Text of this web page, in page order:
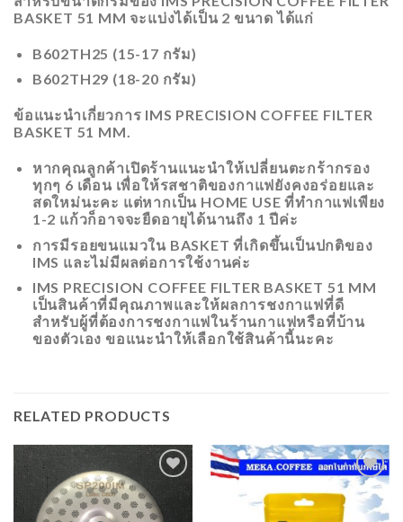
BASKET 51 MM จะแบ่งได้เป็น 2 ขนาด ได้แก่
B602TH25 (15-17 กรัม)
B602TH29 (18-20 กรัม)
ข้อแนะนำเกี่ยวการ IMS PRECISION COFFEE FILTER
BASKET 51 MM.
หากคุณลูกค้าเปิดร้านแนะนำให้เปลี่ยนตะกร้ากรอง
ทุกๆ 6 เดือน เพื่อให้รสชาติของกาแฟยังคงอร่อยและ
สดใหม่นะคะ แต่หากเป็น HOME USE ที่ทำกาแฟเพียง
1-2 แก้วก็อาจจะยืดอายุได้นานถึง 1 ปีค่ะ
การมีรอยขนแมวใน BASKET ที่เกิดขึ้นเป็นปกติของ
IMS และไม่มีผลต่อการใช้งานค่ะ
IMS PRECISION COFFEE FILTER BASKET 51 MM
เป็นสินค้าที่มีคุณภาพและให้ผลการชงกาแฟที่ดี
สำหรับผู้ที่ต้องการชงกาแฟในร้านกาแฟหรือที่บ้าน
ของตัวเอง ขอแนะนำให้เลือกใช้สินค้านี้นะคะ
RELATED PRODUCTS
ADD
ADD